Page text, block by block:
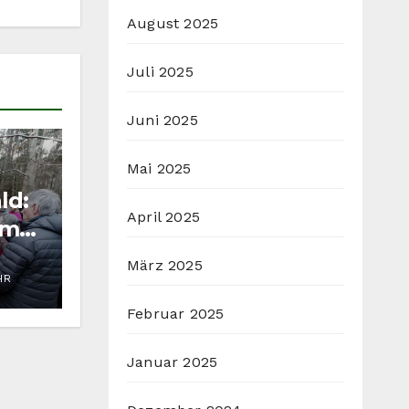
August 2025
Juli 2025
Juni 2025
Mai 2025
April 2025
März 2025
Februar 2025
Januar 2025